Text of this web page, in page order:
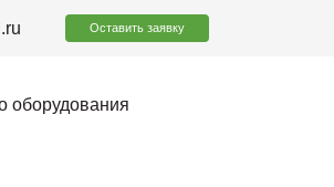
Оставить заявку
оборудования